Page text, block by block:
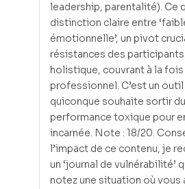
leadership, parentalité). Ce
distinction claire entre
émotionnelle’, un pivot
résistances des
holistique, couvrant à la
professionnel. C’est un
quiconque souhaite sortir
performance toxique pour
incarnée. Note : 18/20.
l’impact de ce contenu, je
un ‘journal de vulnérabilité’
notez une situation où vous